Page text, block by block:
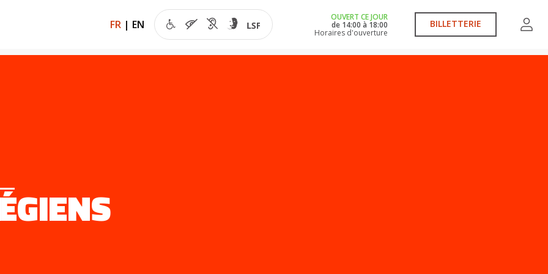
FR | EN
OUVERT CE JOUR
de 14:00 à 18:00
Horaires d'ouverture
BILLETTERIE